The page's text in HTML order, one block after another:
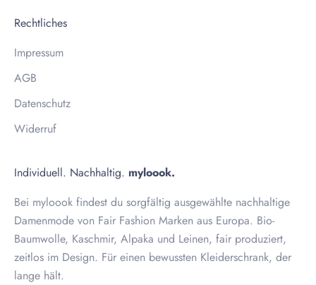
Rechtliches
Impressum
AGB
Datenschutz
Widerruf
Individuell. Nachhaltig. myloook.
Bei myloook findest du sorgfältig ausgewählte nachhaltige
Damenmode von Fair Fashion Marken aus Europa. Bio-
Baumwolle, Kaschmir, Alpaka und Leinen, fair produziert,
zeitlos im Design. Für einen bewussten Kleiderschrank, der
lange hält.